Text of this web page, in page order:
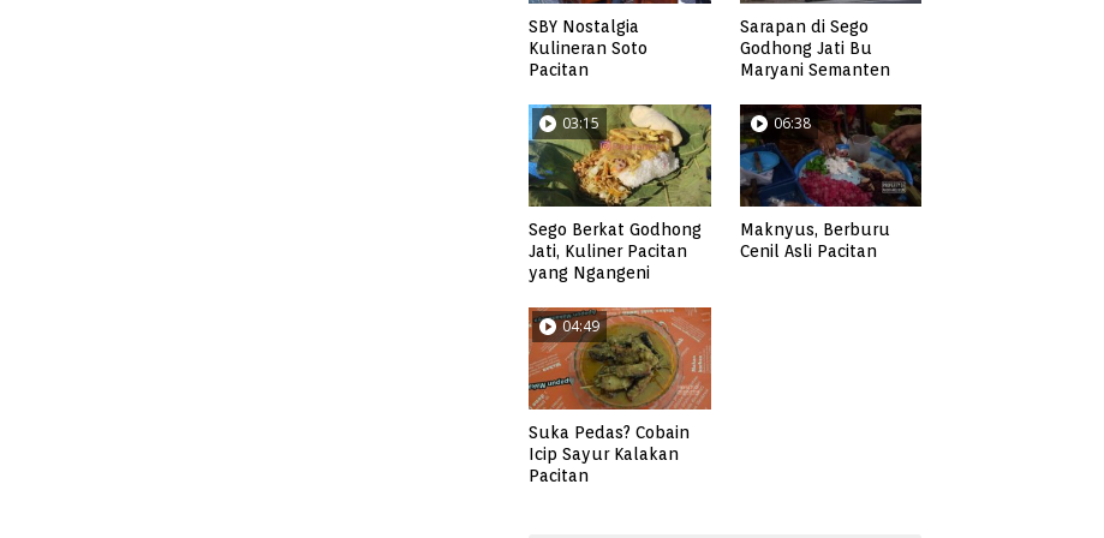
SBY Nostalgia
Kulineran Soto
Pacitan
Sarapan di Sego
Godhong Jati Bu
Maryani Semanten
03:15
Sego Berkat Godhong
Jati, Kuliner Pacitan
yang Ngangeni
06:38
Maknyus, Berburu
Cenil Asli Pacitan
04:49
Suka Pedas? Cobain
Icip Sayur Kalakan
Pacitan